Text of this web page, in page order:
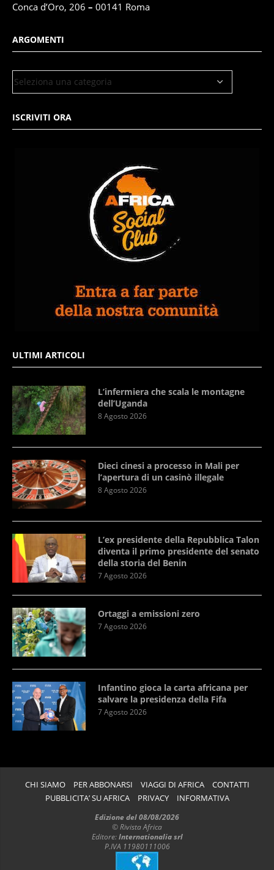
Conca d’Oro, 206 – 00141 Roma
ARGOMENTI
ISCRIVITI ORA
ULTIMI ARTICOLI
L’infermiera che scala le montagne
dell’Uganda
8 Agosto 2026
Dieci cinesi a processo in Mali per
l’apertura di un casinò illegale
8 Agosto 2026
L’ex presidente della Repubblica Talon
diventa il primo presidente del senato
della storia del Benin
7 Agosto 2026
Ortaggi a emissioni zero
7 Agosto 2026
Infantino gioca la carta africana per
salvare la presidenza della Fifa
7 Agosto 2026
CHI SIAMO PER ABBONARSI VIAGGI DI AFRICA
CONTATTI
PUBBLICITA’ SU AFRICA
PRIVACY
INFORMATIVA
Edizione del 08/08/2026
© Rivista Africa
Editore:Internationalia srl
P.IVA 11980111006